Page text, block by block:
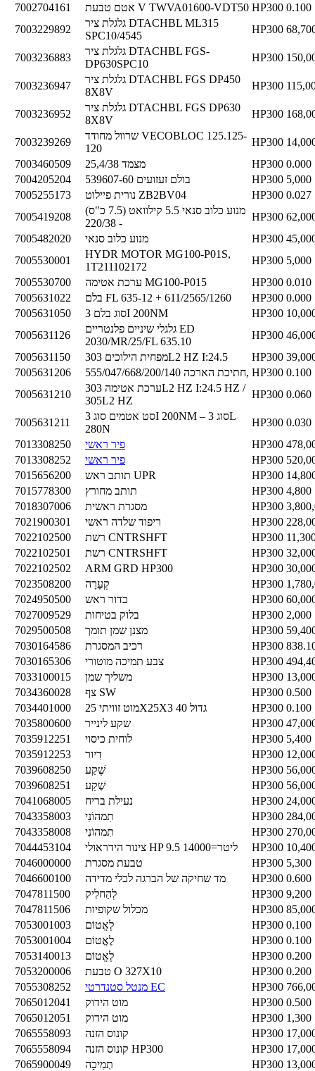
7002704161 אטם טבעת V TWVA01600-VDT50 HP300 0.100
7003229892
גלגלת ציר DTACHBL ML315
SPC10/4545
HP300
7003236883
גלגלת ציר DTACHBL FGS-
DP630SPC10
HP300
7003236947
גלגלת ציר DTACHBL FGS DP450
8X8V
HP300
7003236952
גלגלת ציר DTACHBL FGS DP630
8X8V
HP300
7003239269
שרוול מחודד VECOBLOC 125.125-
120
HP300
7003460509
מצמד 25,4/38 HP300 0.000
7004205204
בולם זעזועים 539607-60 HP300 5,000
7005255173
נורית פיילוט ZB2BV04 HP300 0.027
7005419208
מנוע כלוב סנאי 5.5 קילוואט (7.5 כ"ס)
- 220/38
HP300
7005482020
מנוע כלוב סנאי HP300
7005530001
HYDR MOTOR MG100-P01S,
1T211102172
HP300 5,000
7005530700
ערכת אטימה MG100-P015 HP300 0.010
7005631022
בלם FL 635-12 + 611/2565/1260 HP300 0.000
7005631050
סוג בלם 3I 200NM HP300
7005631126
גלגלי שיניים פלנטריים ED
2030/MR/25/FL 635.10
HP300
7005631150
מפחית הילוכים 303L2 HZ I:24.5 HP300
7005631206
חתיכת הארכה 555/047/668/200/140, HP300 0.100
7005631210
ערכת אטימה 303L2 HZ I:24.5 HZ /
305L2 HZ
HP300 0.060
7005631211
סט אטמים סוג 3I 200NM – סוג 3L
280N
HP300 0.030
7013308250
פיר ראשי HP300
7013308252
פיר ראשי HP300
7015656200
תותב ראש UPR HP300
7015778300
תותב מחורץ HP300 4,800
7018307006
מסגרת ראשית HP300
7021900301
ריפוד שלדה ראשי HP300
7022102500
רשת CNTRSHFT HP300
7022102501
רשת CNTRSHFT HP300
7022102502
ARM GRD HP300 HP300
7023508200
קְעָרָה HP300
7024950500
כדור ראש HP300
7027009529
בלוק בטיחות HP300 2,000
7029500508
מצנן שמן תומך HP300
7030164586
רכיב המסגרת HP300
7030165306
צבע תמיכה מוטורי HP300
7033100015
משליך שמן HP300
7034360028
צף SW HP300 0.500
7034401000
מוט זוויתי 25X25X3 גדול 40 HP300 0.100
7035800600
שקע לינייר HP300
7035912251
לוחית כיסוי HP300 5,400
7035912253
דִיוּר HP300
7039608250
שֶׁקַע HP300
7039608251
שֶׁקַע HP300
7041068005
נעילת בריח HP300
7043358003
תִמהוֹנִי HP300
7043358008
תִמהוֹנִי HP300
7044453104
צינור הידראולי HP 9.5 ליטר=14000 HP300
7046000000
טבעת מסגרת HP300 5,300
7046600100
מד שחיקה של הברגה לכלי מדידה HP300 0.600
7047811500
לְהַחלִיק HP300 9,200
7047811506
מכלול שקופיות HP300
7053001003
לֶאֱטוֹם HP300 0.100
7053001004
לֶאֱטוֹם HP300 0.100
7053140013
לֶאֱטוֹם HP300 0.200
7053200006
טבעת O 327X10 HP300 0.200
7055308252
מנטל סטנדרטי EC HP300
7065012041
מוט הידוק HP300 0.500
7065012051
מוט הידוק HP300 1,300
7065558093
קונוס הזנה HP300
7065558094
קונוס הזנה HP300 HP300
7065900049
תְמִיכָה HP300